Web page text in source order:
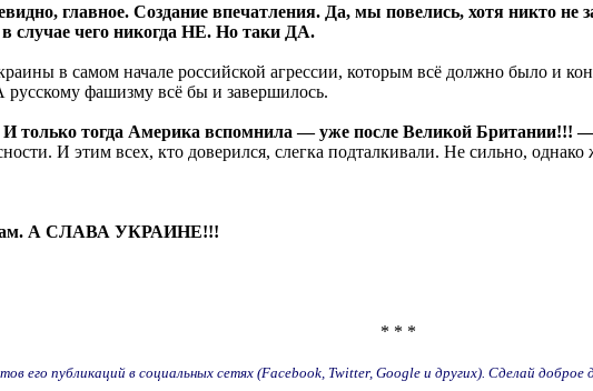
главное. Создание впечатления. Да, мы повелись, хотя
чего никогда НЕ. Но таки ДА.
в самом начале российской агрессии, которым всё должно было и
фашизму всё бы и завершилось.
тогда Америка вспомнила — уже после Великой Британии!!! —
И этим всех, кто доверился, слегка подталкивали. Не сильно,
А СЛАВА УКРАИНЕ!!!
* * *
его публикаций в социальных сетях (Facebook, Twitter, Google и других). Сделай доброе